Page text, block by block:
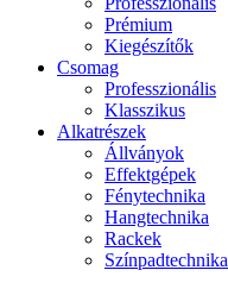
Prémium
Kiegészítők
Csomag
Professzionális
Klasszikus
Alkatrészek
Állványok
Effektgépek
Fénytechnika
Hangtechnika
Rackek
Színpadtechnika